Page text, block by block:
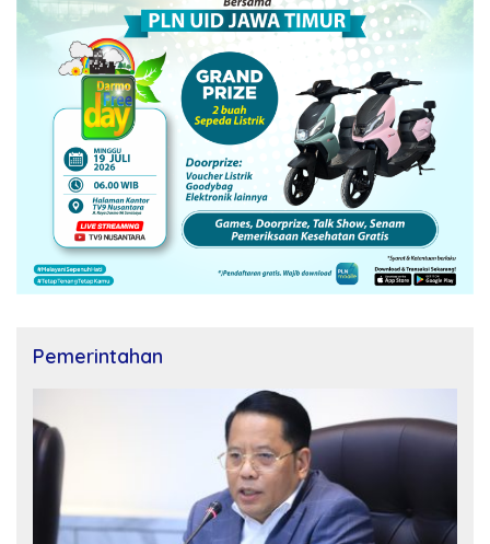
Pemerintahan